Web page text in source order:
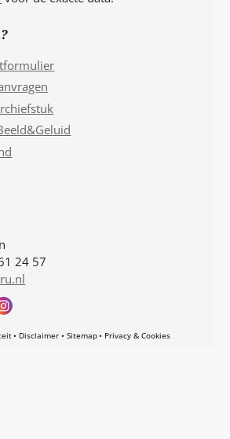
24 57
Disclaimer Sitemap Privacy & Cookies